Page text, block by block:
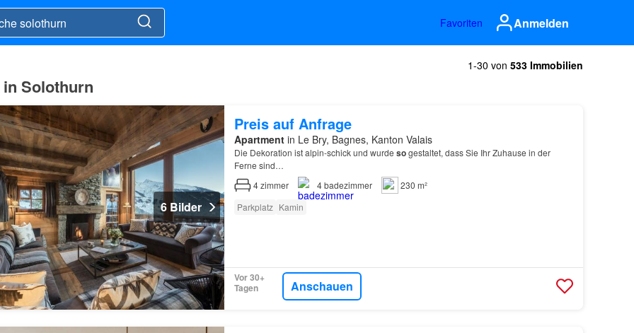
Favoriten Anmelden
1-30 von 533 Immobilien
Solothurn
6 Bilder
Preis auf Anfrage
Apartmentin Le Bry, Bagnes, Kanton Valais
Die Dekoration ist alpin-schick und wurde sogestaltet, dass Sie Ihr Zuhause in der
Ferne sind…
4zimmer 4badezimmer
230 m²
Parkplatz Kamin
Vor 30+
Tagen
Anschauen